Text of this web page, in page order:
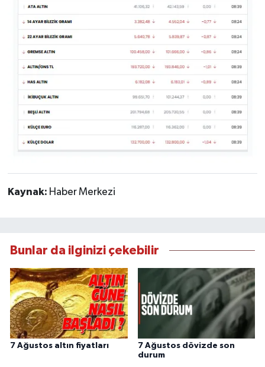
Kaynak: Haber Merkezi
Bunlar da ilginizi çekebilir
7 Ağustos altın fiyatları
7 Ağustos dövizde son
durum